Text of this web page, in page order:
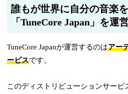
誰もが世界に自分の音楽
「TuneCore Japan」を運
TuneCore Japanが運営するのはアー
ービスです。
このディストリビューションサービ